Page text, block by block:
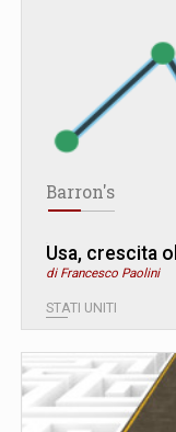
Barron's
Usa, crescita
di Francesco Paolini
STATI UNITI